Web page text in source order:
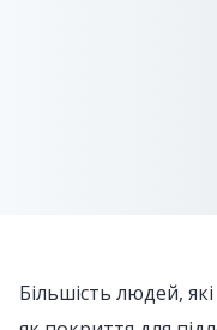
Більшість людей,